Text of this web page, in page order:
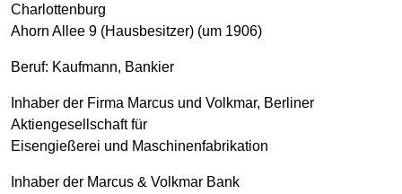
Charlottenburg
Ahorn Allee 9 (Hausbesitzer) (um 1906)
Beruf: Kaufmann, Bankier
Inhaber der Firma Marcus und Volkmar, Berliner
Aktiengesellschaft für
Eisengießerei und Maschinenfabrikation
Inhaber der Marcus & Volkmar Bank